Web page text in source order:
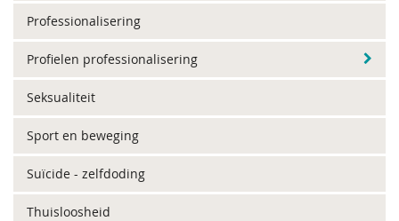
Professionalisering
Profielen professionalisering
Seksualiteit
Sport en beweging
Suïcide - zelfdoding
Thuisloosheid